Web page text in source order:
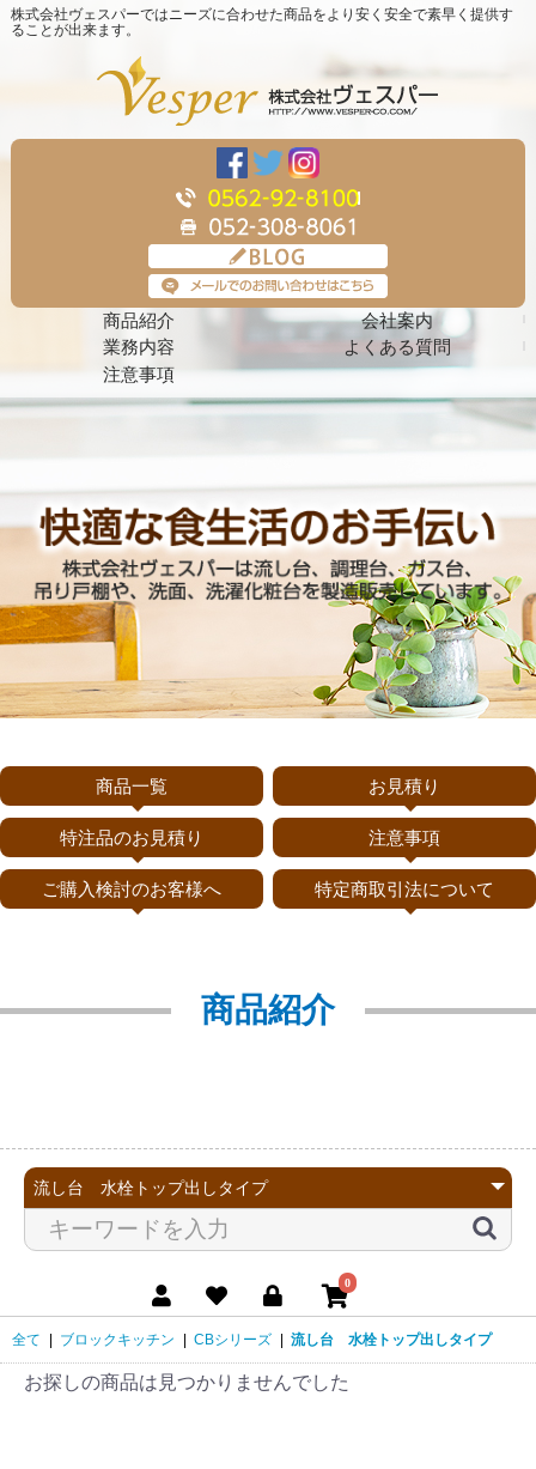
株式会社ヴェスパーではニーズに合わせた商品をより安く安全で素早く提供す
ることが出来ます。
商品紹介
会社案内
業務内容
よくある質問
注意事項
商品一覧 お見積り
特注品のお見積り 注意事項
ご購入検討のお客様へ 特定商取引法について
商品紹介
0
全て ブロックキッチン CBシリーズ 流し台 水栓トップ出しタイプ
お探しの商品は見つかりませんでした